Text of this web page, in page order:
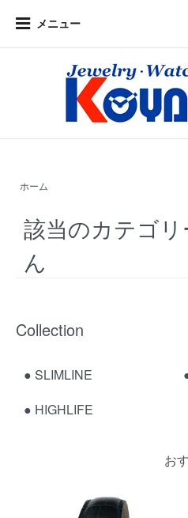
メニュー
ホーム
該当のカテゴ
ん
Collection
● SLIMLINE
● HIGHLIFE
お